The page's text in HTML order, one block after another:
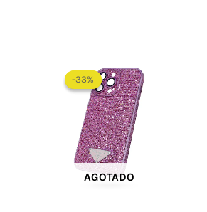
-33%
AGOTADO
-33%
precio
original
era:
$ 60.000.